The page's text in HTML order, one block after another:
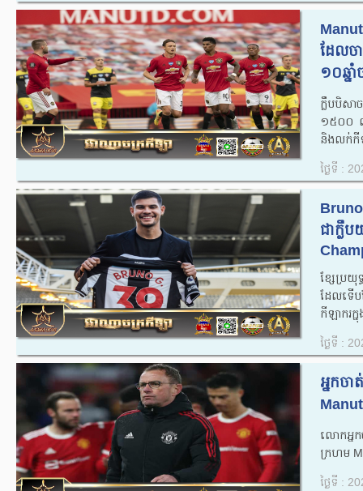
ដែលច
១០ឆ្ន
ក្លឹបបិស
១៥០០ ល
និងលក់កី
ថ្ងៃទី :
ជាក្លឹ
ខ្សែប្រយុ
ដែលទើ
កីឡាករក្
ថ្ងៃទី :
អ្នកច
លោក​អ្ន
ក្រហម
ថ្ងៃទី :